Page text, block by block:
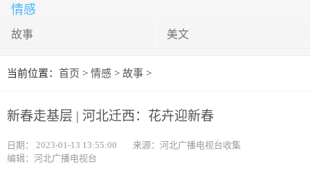
情感
故事 美文
当前位置： 首页 > 情感 > 故事 >
新春走基层 | 河北迁西：花卉迎新春
日期： 2023-01-13 13:55:00
来源：河北广播电视台收集
编辑：河北广播电视台